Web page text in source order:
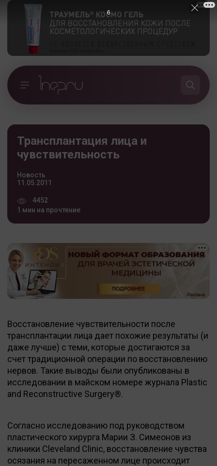
Трансплантация лица и
чувствительность
Новость
11.05.2011
4452
1 мин на прочтение
Восстановление чувствительности после
трансплантации лица дает похожие результаты (и
даже лучше) с теми, которые достигаются за
счет традиционной операции по восстановлению
нервов. Такие выводы были опубликованы в
исследовании в майском номере журнала Plastic
and Reconstructive Surgery®.
Согласно исследованию под руководством
пластического хирурга Марии З. Симеонов из
клиники Cleveland Clinic, восстановление чувства
осязания на пересаженном лице происходит
5